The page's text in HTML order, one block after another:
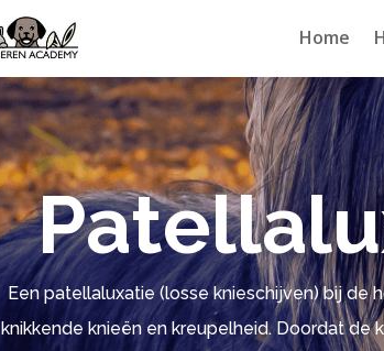
Home
Een patellaluxatie (losse knieschijven) bij
knikkende knieën en kreupelheid. Doordat